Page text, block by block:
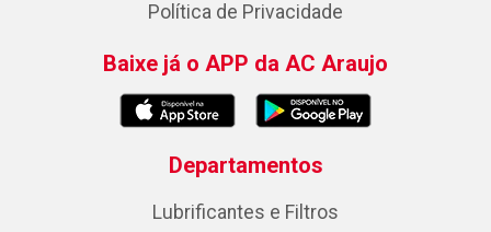
Política de Privacidade
Baixe já o APP da AC Araujo
Departamentos
Lubrificantes e Filtros